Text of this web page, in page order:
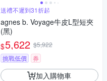
送禮不遲到31折起
agnes b. Voyage牛皮L型短夾
(黑)
$5,622 $5,922
挑戰低價
券
加入購物車